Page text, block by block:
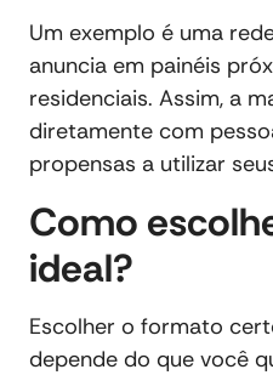
Um exemplo é uma
anuncia em painéis
residenciais. Assim, a
diretamente com
propensas a utilizar
Como
ideal?
Escolher o formato
depende do que você